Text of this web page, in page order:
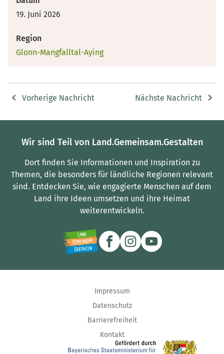
19. Juni 2026
Region
Glonn-Mangfalltal-Aying
Vorherige Nachricht Nächste Nachricht
Wir sind Teil von Land.Gemeinsam.Gestalten
Dort finden Sie Informationen und Inspiration zu
Themen, die besonders für ländliche Regionen relevant
sind. Entdecken Sie, wie engagierte Menschen auf dem
Land ihre Ideen umsetzen und ihre Heimat
weiterentwickeln.
Impressum
Datenschutz
Barrierefreiheit
Kontakt